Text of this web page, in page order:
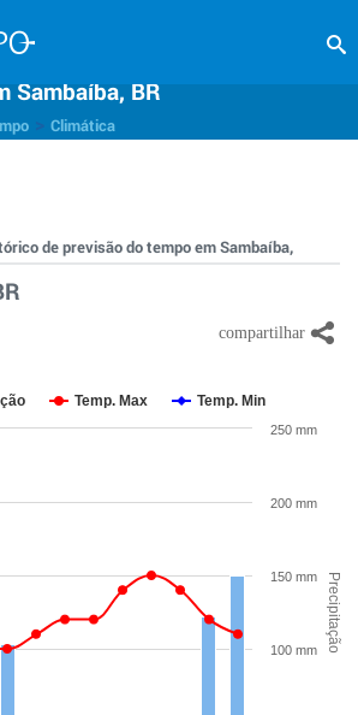
Sambaíba, BR
Climática
de previsão do tempo em Sambaíba,
Precipitação
Temp. Max Temp. Min
100 mm
150 mm
200 mm
250 mm